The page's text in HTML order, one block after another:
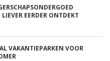
LIEVER EERDER ONTDEKT
VAKANTIEPARKEN VOOR